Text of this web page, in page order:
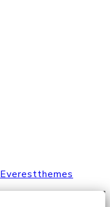
Everestthemes